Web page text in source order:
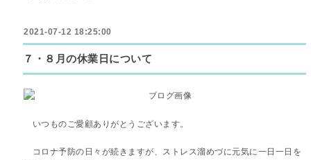
2021-07-12 18:25:00
７・８月の休業日について
いつものご愛顧ありがとうございます。
コロナ予防の日々が続きますが、ストレス溜めづに元気に一日一日を